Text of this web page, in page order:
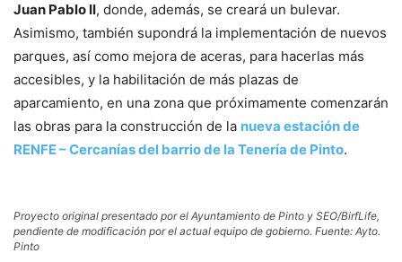
Juan Pablo II, donde, además, se creará un bulevar.
Asimismo, también supondrá la implementación de nuevos
parques, así como mejora de aceras, para hacerlas más
accesibles, y la habilitación de más plazas de
aparcamiento, en una zona que próximamente comenzarán
las obras para la construcción de la nueva estación de
RENFE – Cercanías del barrio de la Tenería de Pinto.
Proyecto original presentado por el Ayuntamiento de Pinto y SEO/BirfLife,
pendiente de modificación por el actual equipo de gobierno. Fuente: Ayto.
Pinto